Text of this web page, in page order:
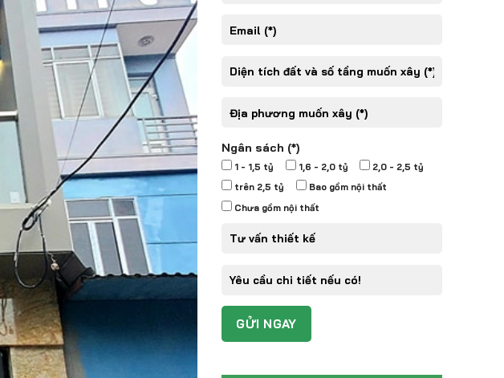
Ngân sách (*)
1 - 1,5 tỷ 1,6 - 2,0 tỷ
2,0 - 2,5 tỷ
trên 2,5 tỷ
Bao gồm nội thất
Chưa gồm nội thất